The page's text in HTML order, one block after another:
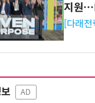
지원
[다래
AD